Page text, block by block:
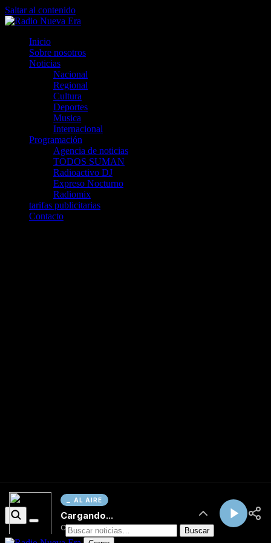
AL AIRE
Cargando...
Conectando...